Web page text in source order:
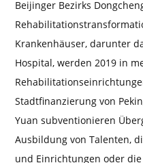
Beijinger Bezirks
Krankenhäuser, darunter
Hospital, werden 2019 in
Stadtfinanzierung von
Yuan subventionieren
Ausbildung von Talenten,
und Einrichtungen oder